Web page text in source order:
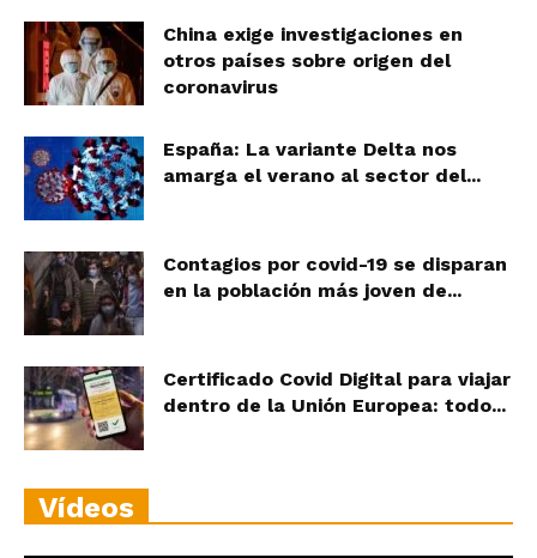
China exige investigaciones en
otros países sobre origen del
coronavirus
España: La variante Delta nos
amarga el verano al sector del...
Contagios por covid-19 se disparan
en la población más joven de...
Certificado Covid Digital para viajar
dentro de la Unión Europea: todo...
Vídeos